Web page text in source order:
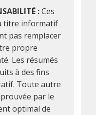
:Ces
titre informatif
pas remplacer
propre
Les résumés
à des fins
Toute autre
par le
optimal de